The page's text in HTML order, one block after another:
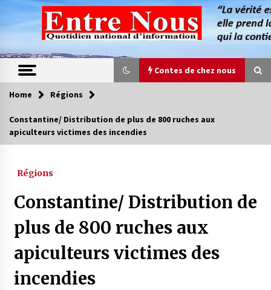
content
Contes de chez nous
Contes de chez nous
Magie de sorcier
4 ans ago
Oum el Gaïla / L’ogresse du M’zab
4 ans ago
Home Régions
Constantine/ Distribution de plus de 800 ruches aux
apiculteurs victimes des incendies
Régions
Constantine/ Distribution de
plus de 800 ruches aux
apiculteurs victimes des
incendies